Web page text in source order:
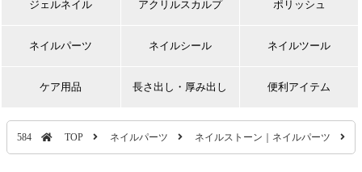
ジェルネイル アクリルスカルプ ポリッシュ
ネイルパーツ ネイルシール ネイルツール
ケア用品 長さ出し・厚み出し 便利アイテム
584 TOP ネイルパーツ ネイルストーン｜ネイルパーツ